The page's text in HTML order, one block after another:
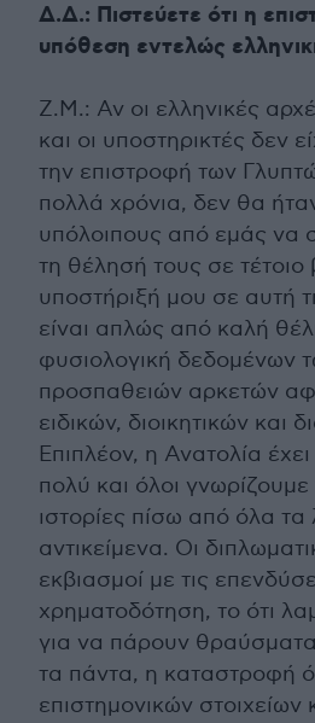
Δ.Δ.: Πιστεύετε ότι η
υπόθεση εντελώς
Ζ.Μ.: Αν οι ελληνικές
και οι υποστηρικτές δεν
την επιστροφή των
πολλά χρόνια, δεν θα
υπόλοιπους από εμάς να
τη θέλησή τους σε τέτοιο
υποστήριξή μου σε αυτή
είναι απλώς από καλή
φυσιολογική δεδομένων
προσπαθειών αρκετών
ειδικών, διοικητικών και
Επιπλέον, η Ανατολία
πολύ και όλοι γνωρίζουμε
ιστορίες πίσω από όλα
αντικείμενα. Οι
εκβιασμοί με τις
χρηματοδότηση, το ότι
για να πάρουν
τα πάντα, η καταστροφή
επιστημονικών στοιχείων